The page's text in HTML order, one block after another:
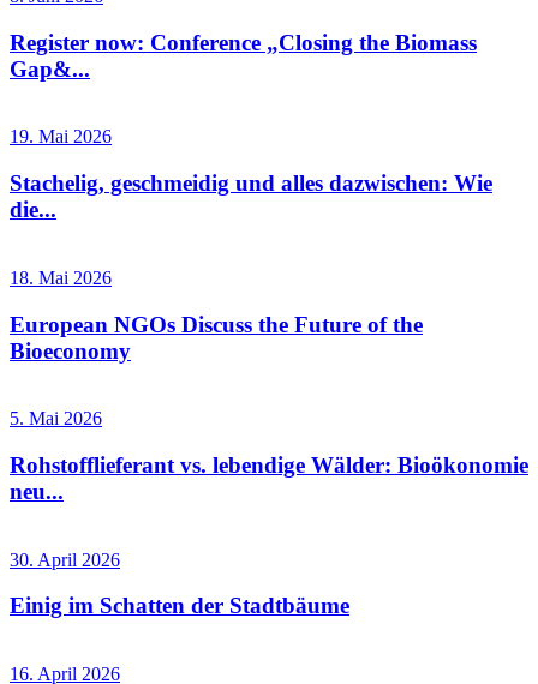
Register now: Conference „Closing the Biomass
Gap&...
19. Mai 2026
Stachelig, geschmeidig und alles dazwischen: Wie
die...
18. Mai 2026
European NGOs Discuss the Future of the
Bioeconomy
5. Mai 2026
Rohstofflieferant vs. lebendige Wälder: Bioökonomie
neu...
30. April 2026
Einig im Schatten der Stadtbäume
16. April 2026